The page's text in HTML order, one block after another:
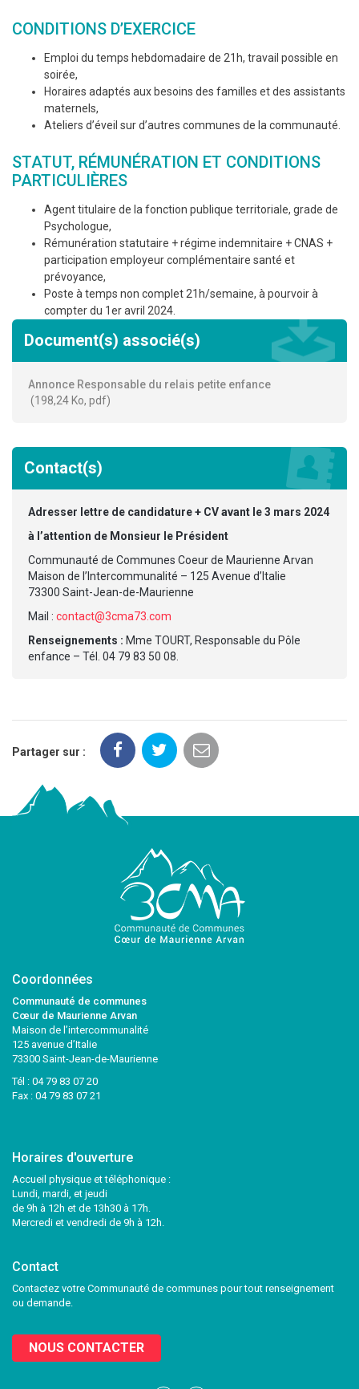
CONDITIONS D’EXERCICE
Emploi du temps hebdomadaire de 21h, travail possible en
soirée,
Horaires adaptés aux besoins des familles et des assistants
maternels,
Ateliers d’éveil sur d’autres communes de la communauté.
STATUT, RÉMUNÉRATION ET CONDITIONS
PARTICULIÈRES
Agent titulaire de la fonction publique territoriale, grade de
Psychologue,
Rémunération statutaire + régime indemnitaire + CNAS +
participation employeur complémentaire santé et
prévoyance,
Poste à temps non complet 21h/semaine, à pourvoir à
compter du 1er avril 2024.
Document(s) associé(s)
Annonce Responsable du relais petite enfance
198,24 Ko, pdf
Contact(s)
Adresser lettre de candidature + CV avant le 3 mars 2024
à l’attention de Monsieur le Président
Communauté de Communes Coeur de Maurienne Arvan
Maison de l’Intercommunalité – 125 Avenue d’Italie
73300 Saint-Jean-de-Maurienne
Mail : contact@3cma73.com
Renseignements : Mme TOURT, Responsable du Pôle
enfance – Tél. 04 79 83 50 08.
Partager sur :
Coordonnées
Communauté de communes
Cœur de Maurienne Arvan
Maison de l’intercommunalité
125 avenue d’Italie
73300 Saint-Jean-de-Maurienne
Tél : 04 79 83 07 20
Fax : 04 79 83 07 21
Horaires d'ouverture
Accueil physique et téléphonique :
Lundi, mardi, et jeudi
de 9h à 12h et de 13h30 à 17h.
Mercredi et vendredi de 9h à 12h.
Contact
Contactez votre Communauté de communes pour tout renseignement
ou demande.
NOUS CONTACTER